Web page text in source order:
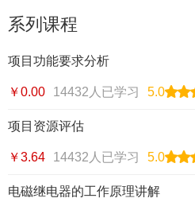
系列课程
项目功能要求分析
￥0.00 14432人已学习 5.0
项目资源评估
￥3.64 14432人已学习 5.0
电磁继电器的工作原理讲解